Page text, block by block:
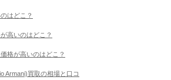
はどこ？
高いのはどこ？
格が高いのはどこ？
Armani)買取の相場と口コ